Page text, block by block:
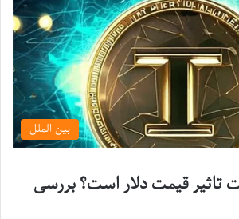
بین الملل
تاثیر قیمت دلار است؟ بررسی